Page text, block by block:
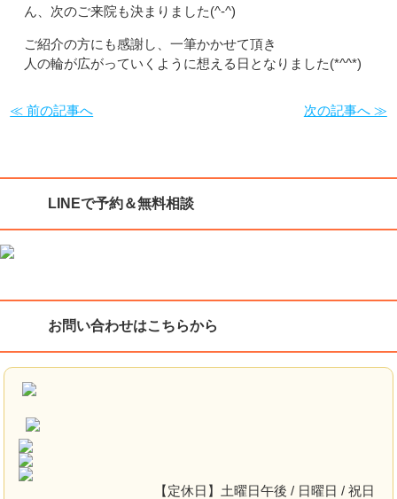
ん、次のご来院も決まりました(^-^)
ご紹介の方にも感謝し、一筆かかせて頂き
人の輪が広がっていくように想える日となりました(*^^*)
≪ 前の記事へ 次の記事へ ≫
LINEで予約＆無料相談
お問い合わせはこちらから
【定休日】土曜日午後 / 日曜日 / 祝日